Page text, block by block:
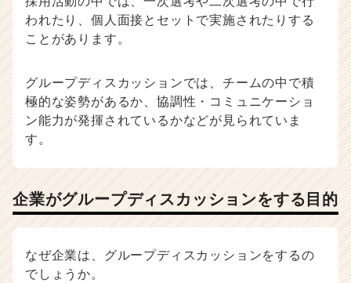
a
r
r）
われたり、個人面接とセットで実施されたりする
ことがあります。
グループディスカッションでは、チームの中で積
極的な姿勢があるか、協調性・コミュニケーショ
ン能力が発揮されているかなどが見られていま
す。
企業がグループディスカッションをする目的
なぜ企業は、グループディスカッションをするの
でしょうか。